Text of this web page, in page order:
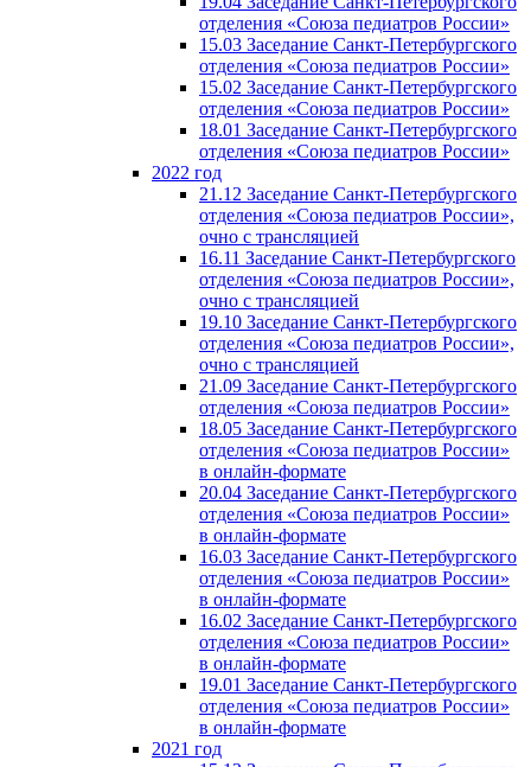
отделения «Союза педиатров России»
15.03 Заседание Санкт-Петербургского
отделения «Союза педиатров России»
15.02 Заседание Санкт-Петербургского
отделения «Союза педиатров России»
18.01 Заседание Санкт-Петербургского
отделения «Союза педиатров России»
2022 год
21.12 Заседание Санкт-Петербургского
отделения «Союза педиатров России»,
очно с трансляцией
16.11 Заседание Санкт-Петербургского
отделения «Союза педиатров России»,
очно с трансляцией
19.10 Заседание Санкт-Петербургского
отделения «Союза педиатров России»,
очно с трансляцией
21.09 Заседание Санкт-Петербургского
отделения «Союза педиатров России»
18.05 Заседание Санкт-Петербургского
отделения «Союза педиатров России»
в онлайн-формате
20.04 Заседание Санкт-Петербургского
отделения «Союза педиатров России»
в онлайн-формате
16.03 Заседание Санкт-Петербургского
отделения «Союза педиатров России»
в онлайн-формате
16.02 Заседание Санкт-Петербургского
отделения «Союза педиатров России»
в онлайн-формате
19.01 Заседание Санкт-Петербургского
отделения «Союза педиатров России»
в онлайн-формате
2021 год